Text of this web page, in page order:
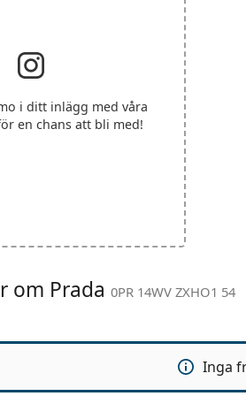
i ditt inlägg med våra
en chans att bli med!
om Prada 0PR 14WV ZXHO1 54
Inga